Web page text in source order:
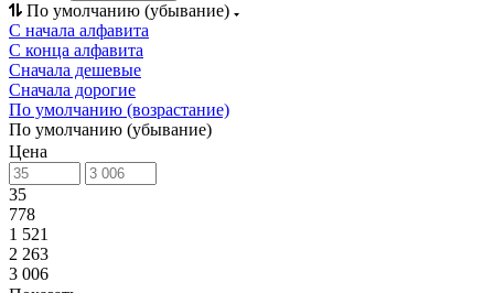
По умолчанию (убывание)
С начала алфавита
С конца алфавита
Сначала дешевые
Сначала дорогие
По умолчанию (возрастание)
По умолчанию (убывание)
Цена
35
778
1 521
2 263
3 006